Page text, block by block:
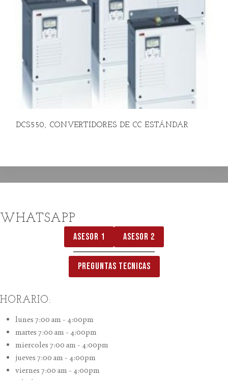
DCS550, CONVERTIDORES DE CC ESTÁNDAR
WHATSAPP
ASESOR 1 ASESOR 2
PREGUNTAS TECNICAS
HORARIO:
lunes 7:00 am - 4:00pm
martes 7:00 am - 4:00pm
miercoles 7:00 am - 4:00pm
jueves 7:00 am - 4:00pm
viernes 7:00 am - 4:00pm